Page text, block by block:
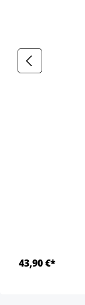
43,90 €*